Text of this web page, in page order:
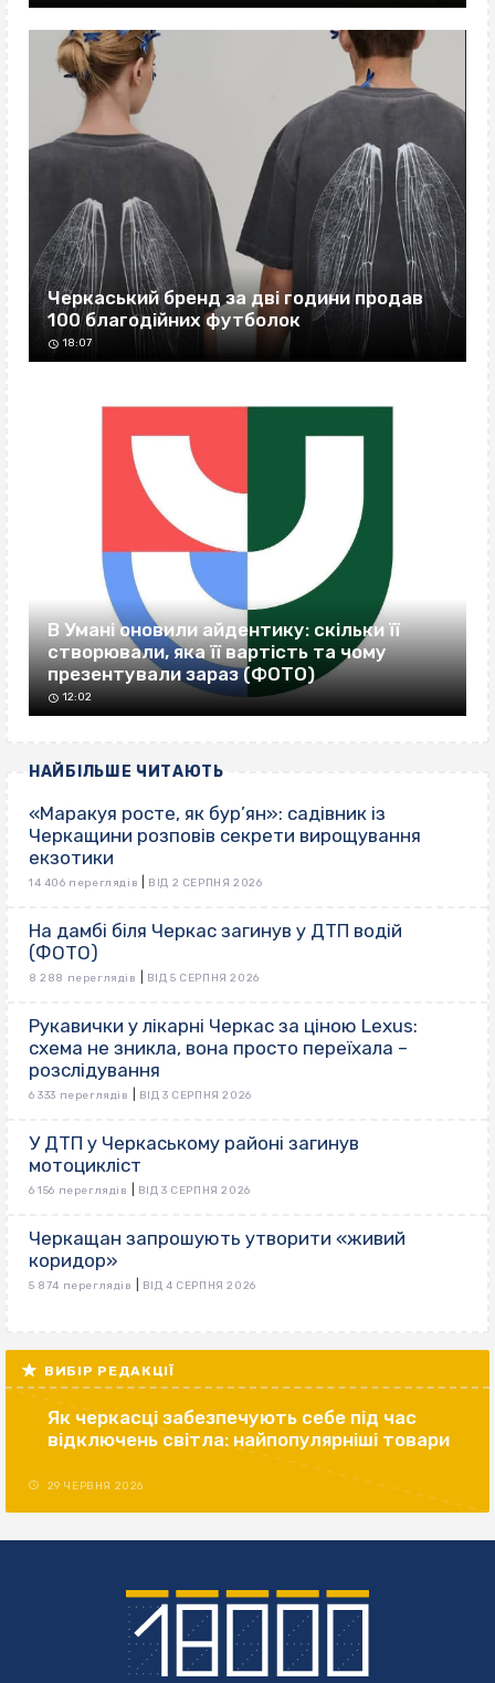
Черкаський бренд за дві години продав
100 благодійних футболок
18:07
В Умані оновили айдентику: скільки її
створювали, яка її вартість та чому
презентували зараз (ФОТО)
12:02
НАЙБІЛЬШЕ ЧИТАЮТЬ
«Маракуя росте, як бур’ян»: садівник із
Черкащини розповів секрети вирощування
екзотики
14 406 переглядів ВІД 2 СЕРПНЯ 2026
На дамбі біля Черкас загинув у ДТП водій
(ФОТО)
8 288 переглядів ВІД 5 СЕРПНЯ 2026
Рукавички у лікарні Черкас за ціною Lexus:
схема не зникла, вона просто переїхала –
розслідування
6 333 переглядів ВІД 3 СЕРПНЯ 2026
У ДТП у Черкаському районі загинув
мотоцикліст
6 156 переглядів ВІД 3 СЕРПНЯ 2026
Черкащан запрошують утворити «живий
коридор»
5 874 переглядів ВІД 4 СЕРПНЯ 2026
ВИБІР РЕДАКЦІЇ
Як черкасці забезпечують себе під час
відключень світла: найпопулярніші товари
29 ЧЕРВНЯ 2026